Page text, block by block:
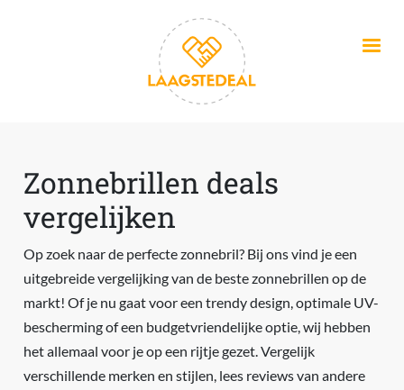
Zonnebrillen deals
vergelijken
Op zoek naar de perfecte zonnebril? Bij ons vind je een
uitgebreide vergelijking van de beste zonnebrillen op de
markt! Of je nu gaat voor een trendy design, optimale UV-
bescherming of een budgetvriendelijke optie, wij hebben
het allemaal voor je op een rijtje gezet. Vergelijk
verschillende merken en stijlen, lees reviews van andere